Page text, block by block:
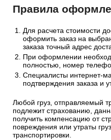
Правила
Для расчета стоимости
оформить заказ на
заказа точный адрес
При оформлении
полностью, номер
Специалисты интернет-
подтверждения заказа и
Любой груз, отправляемый
подлежит страхованию,
получить компенсацию от
повреждения или утраты
транспортировки.